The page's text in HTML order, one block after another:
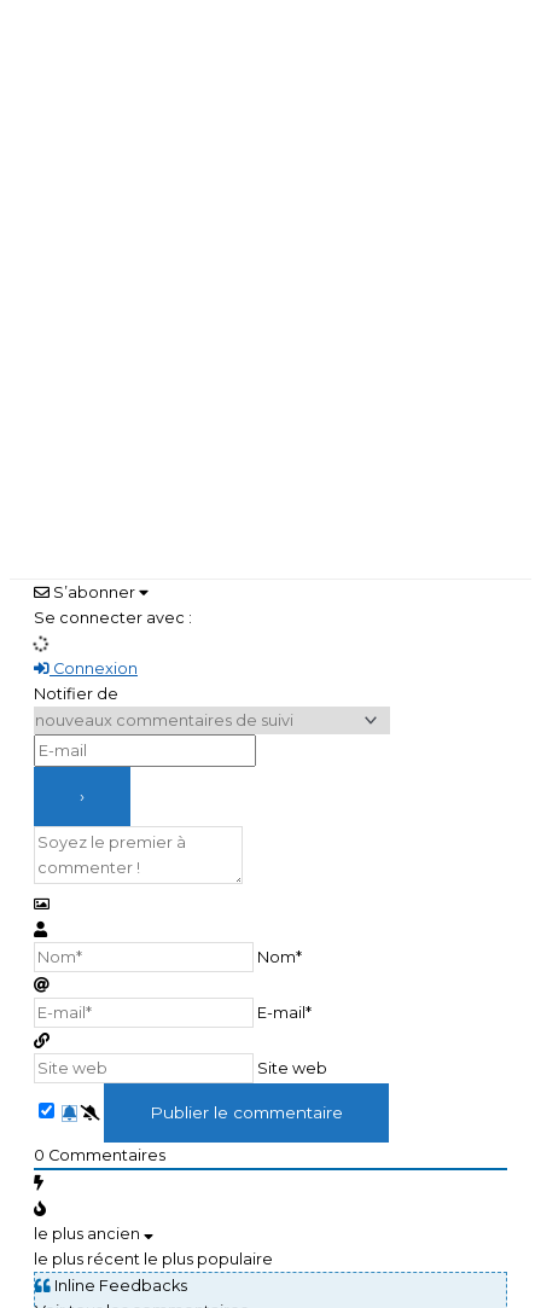
S’abonner
Se connecter avec :
Connexion
Notifier de
Nom*
E-mail*
Site web
0 Commentaires
le plus ancien
le plus récent le plus populaire
Inline Feedbacks